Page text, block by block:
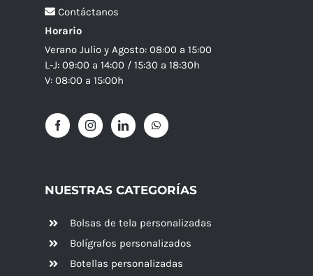
Contáctanos
Horario
Verano Julio y Agosto: 08:00 a 15:00
L-J: 09:00 a 14:00 / 15:30 a 18:30h
V: 08:00 a 15:00h
NUESTRAS CATEGORÍAS
Bolsas de tela personalizadas
Bolígrafos personalizados
Botellas personalizadas